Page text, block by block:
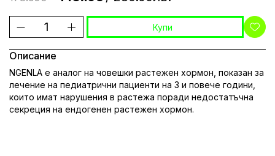
Купи
Описание
NGENLA е аналог на човешки растежен хормон, показан за
лечение на педиатрични пациенти на 3 и повече години,
които имат нарушения в растежа поради недостатъчна
секреция на ендогенен растежен хормон.